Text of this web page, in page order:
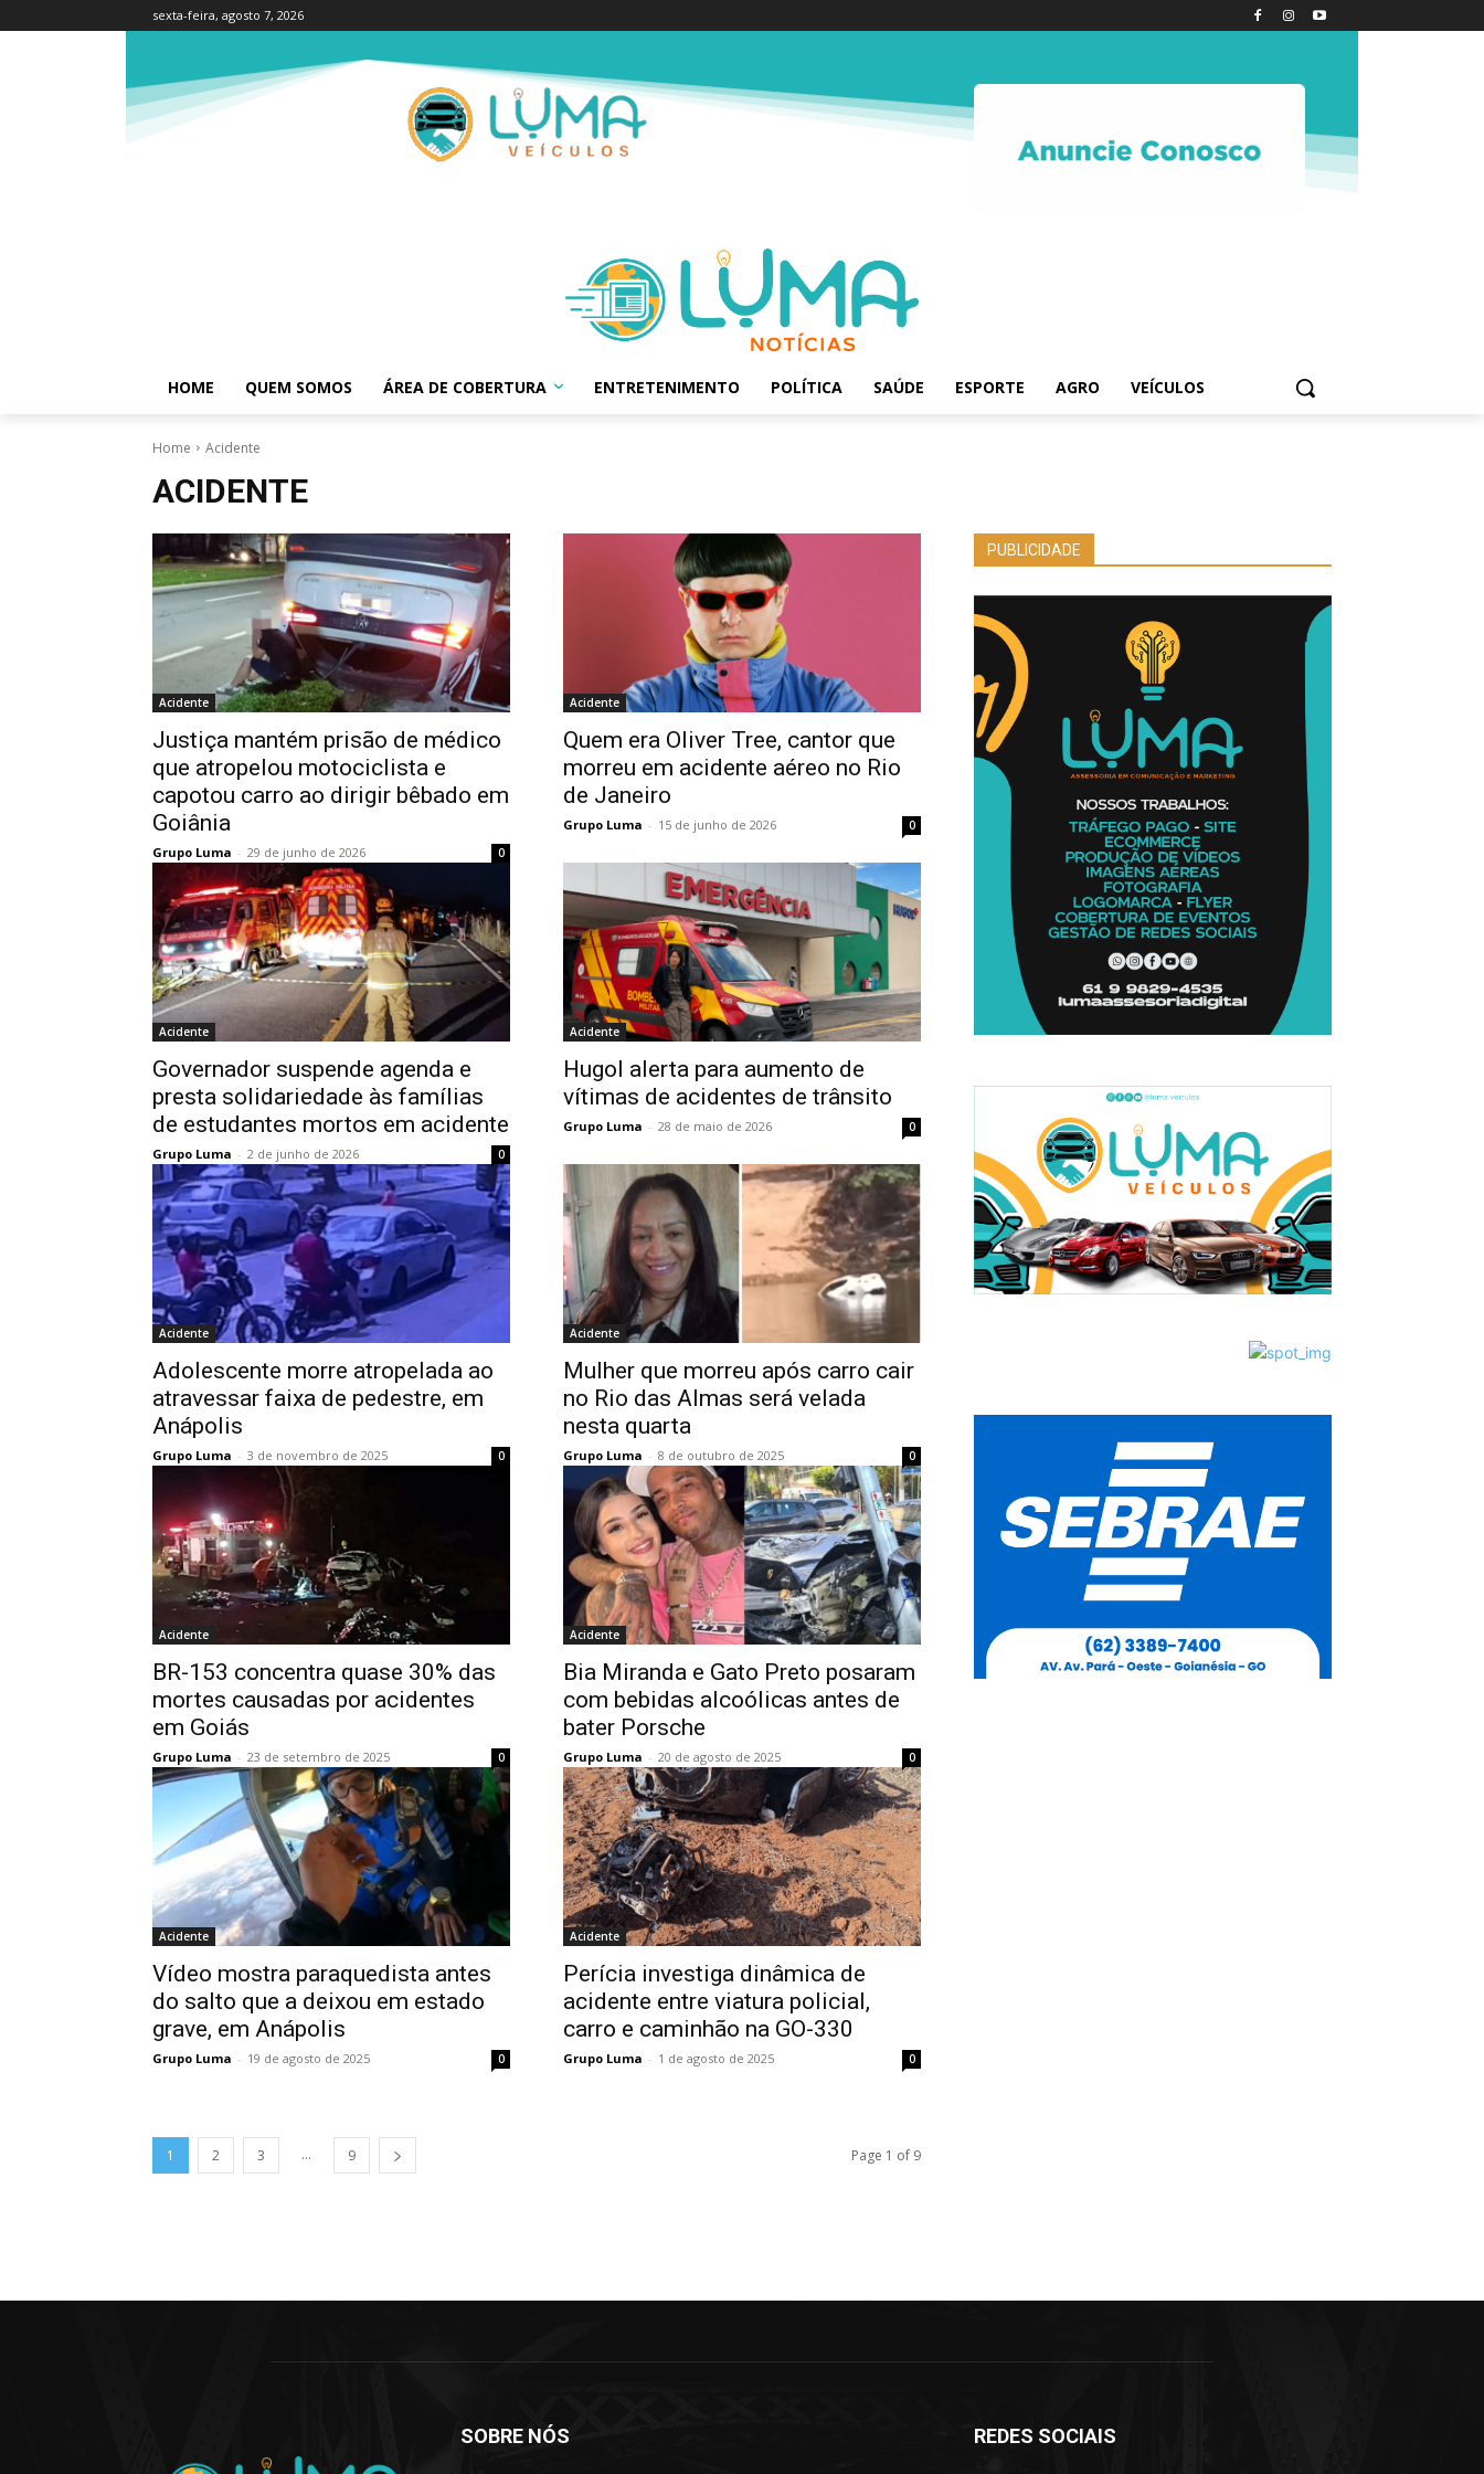
sexta-feira, agosto 7, 2026
HOME QUEM SOMOS ÁREA DE COBERTURA ENTRETENIMENTO POLÍTICA SAÚDE ESPORTE AGRO VEÍCULOS
Home Acidente
ACIDENTE
Acidente
Justiça mantém prisão de médico
que atropelou motociclista e
capotou carro ao dirigir bêbado em
Goiânia
Grupo Luma - 29 de junho de 2026 0
Acidente
Quem era Oliver Tree, cantor que
morreu em acidente aéreo no Rio
de Janeiro
Grupo Luma - 15 de junho de 2026 0
Acidente
Governador suspende agenda e
presta solidariedade às famílias
de estudantes mortos em acidente
Grupo Luma - 2 de junho de 2026 0
Acidente
Hugol alerta para aumento de
vítimas de acidentes de trânsito
Grupo Luma - 28 de maio de 2026 0
Acidente
Adolescente morre atropelada ao
atravessar faixa de pedestre, em
Anápolis
Grupo Luma - 3 de novembro de 2025 0
Acidente
Mulher que morreu após carro cair
no Rio das Almas será velada
nesta quarta
Grupo Luma - 8 de outubro de 2025 0
Acidente
BR-153 concentra quase 30% das
mortes causadas por acidentes
em Goiás
Grupo Luma - 23 de setembro de 2025 0
Acidente
Bia Miranda e Gato Preto posaram
com bebidas alcoólicas antes de
bater Porsche
Grupo Luma - 20 de agosto de 2025 0
Acidente
Vídeo mostra paraquedista antes
do salto que a deixou em estado
grave, em Anápolis
Grupo Luma - 19 de agosto de 2025 0
Acidente
Perícia investiga dinâmica de
acidente entre viatura policial,
carro e caminhão na GO-330
Grupo Luma - 1 de agosto de 2025 0
1 2 3 ... 9 Page 1 of 9
PUBLICIDADE
SOBRE NÓS REDES SOCIAIS